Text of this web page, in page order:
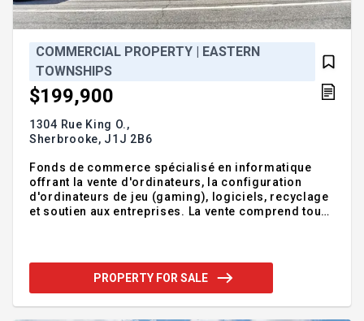
COMMERCIAL PROPERTY | EASTERN
TOWNSHIPS
$199,900
1304 Rue King O.,
Sherbrooke, J1J 2B6
Fonds de commerce spécialisé en informatique
offrant la vente d'ordinateurs, la configuration
d'ordinateurs de jeu (gaming), logiciels, recyclage
et soutien aux entreprises. La vente comprend tous
taxes/mois. États financiers et inventaire
disponibles. Emplacement stratégique directement
PROPERTY FOR SALE